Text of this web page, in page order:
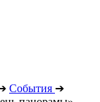
События ➔